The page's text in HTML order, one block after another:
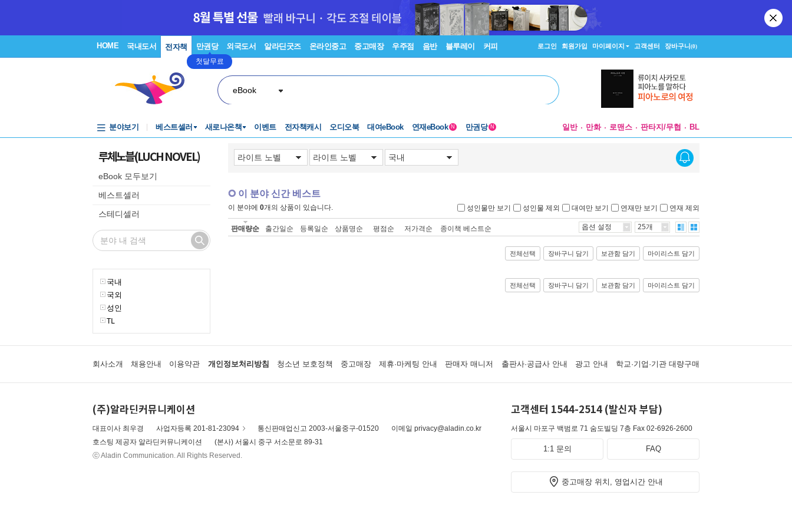
HOME 국내도서 전자책 만권당
첫달무료
외국도서 알라딘굿즈 온라인중고 중고매장 우주점 음반 블루레이 커피 로그인 회원가입 마이페이지 고객센터 장바구니(0)
eBook
분야보기 베스트셀러 새로나온책 이벤트 전자책캐시 오디오북 대여eBook 연재eBook N 만권당 N 일반 만화 로맨스 판타지/무협 BL
루체노블(LUCH NOVEL)
eBook 모두보기
베스트셀러
스테디셀러
국내
국외
성인
TL
이 분야 신간 베스트
이 분야에 0개의 상품이 있습니다. 성인물만 보기 성인물 제외 대여만 보기 연재만 보기 연재 제외
판매량순 출간일순 등록일순 상품명순 평점순 저가격순 종이책 베스트순 옵션 설정 25개
전체선택 장바구니 담기 보관함 담기 마이리스트 담기
전체선택 장바구니 담기 보관함 담기 마이리스트 담기
회사소개 채용안내 이용약관 개인정보처리방침 청소년 보호정책 중고매장 제휴·마케팅 안내 판매자 매니저 출판사·공급사 안내 광고 안내 학교·기업·기관 대량구매
(주)알라딘커뮤니케이션
대표이사 최우경 사업자등록 201-81-23094 통신판매업신고 2003-서울중구-01520
이메일 privacy@aladin.co.kr
호스팅 제공자 알라딘커뮤니케이션
(본사) 서울시 중구 서소문로 89-31
ⓒ Aladin Communication. All Rights Reserved.
고객센터 1544-2514 (발신자 부담)
서울시 마포구 백범로 71 숨도빌딩 7층 Fax 02-6926-2600
1:1 문의 FAQ
중고매장 위치, 영업시간 안내